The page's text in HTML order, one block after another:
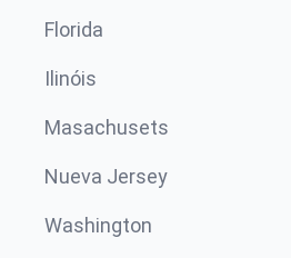
Florida
Ilinóis
Masachusets
Nueva Jersey
Washington